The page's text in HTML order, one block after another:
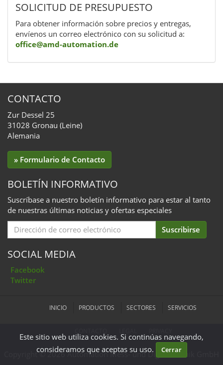
SOLICITUD DE PRESUPUESTO
Para obtener información sobre precios y entregas,
envíenos un correo electrónico con su solicitud a:
office@amd-automation.de
CONTACTO
Zur Dessel 25
31028 Gronau (Leine)
Alemania
» Formulario de Contacto
BOLETÍN INFORMATIVO
Suscríbase a nuestro boletín informativo para estar al tanto
de nuestras últimas noticias y ofertas especiales
Email
for
Suscribirse
SOCIAL MEDIA
Facebook
Twitter
INICIO PRODUCTOS SECTORES SERVICIOS
Copyright © 2026 Automation Mess- und Digitaltechnik GmbH
Este sitio web utiliza cookies. Si continúas navegando,
consideramos que aceptas su uso.
Cerrar